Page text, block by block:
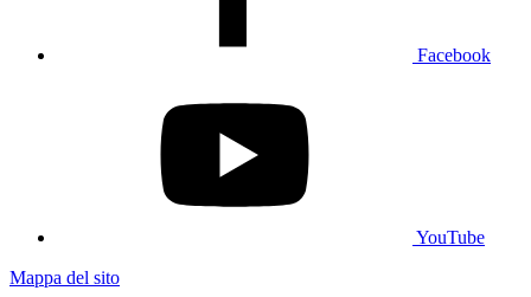
Facebook
YouTube
Mappa del sito